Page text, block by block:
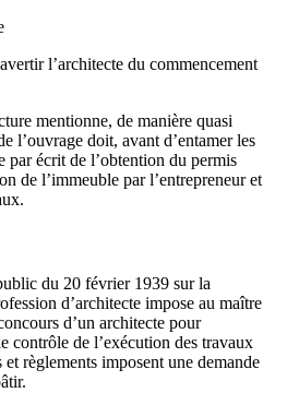
l’architecte du commencement
mentionne, de manière quasi
l’ouvrage doit, avant d’entamer les
par écrit de l’obtention du permis
de l’immeuble par l’entrepreneur et
du 20 février 1939 sur la
d’architecte impose au maître
d’un architecte pour
contrôle de l’exécution des travaux
règlements imposent une demande